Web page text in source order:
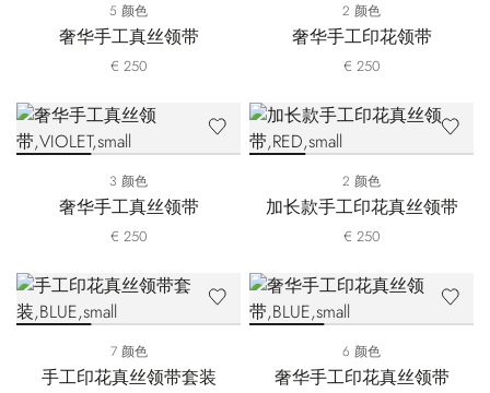
5 颜色
奢华手工真丝领带
€ 250
2 颜色
奢华手工印花领带
€ 250
3 颜色
奢华手工真丝领带
€ 250
2 颜色
加长款手工印花真丝领带
€ 250
7 颜色
手工印花真丝领带套装
6 颜色
奢华手工印花真丝领带